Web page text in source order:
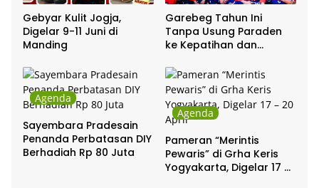
Gebyar Kulit Jogja,
Digelar 9-11 Juni di
Manding
Garebeg Tahun Ini
Tanpa Usung Paraden
ke Kepatihan dan
Agenda
Sayembara Pradesain
Penanda Perbatasan DIY
Berhadiah Rp 80 Juta
Agenda
Pameran “Merintis
Pewaris” di Grha Keris
Yogyakarta, Digelar 17 –